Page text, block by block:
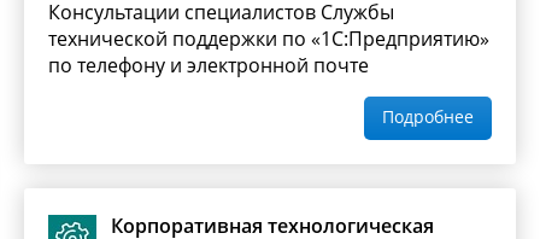
Консультации специалистов Службы
технической поддержки по «1С:Предприятию»
по телефону и электронной почте
Подробнее
Корпоративная технологическая